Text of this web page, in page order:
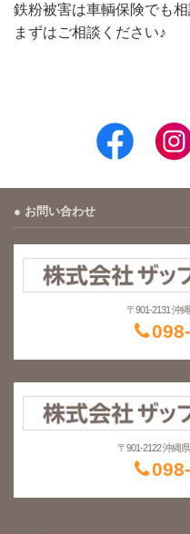
鉄粉被害は車輌保険でも
まずはご相談ください♪
お問い合わせ
〒901-2131 沖
〒901-2122 沖縄県